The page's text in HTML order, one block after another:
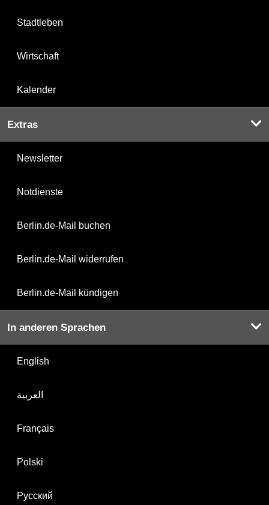
Stadtleben
Wirtschaft
Kalender
Extras
Newsletter
Notdienste
Berlin.de-Mail buchen
Berlin.de-Mail widerrufen
Berlin.de-Mail kündigen
In anderen Sprachen
English
العربية
Français
Polski
Русский